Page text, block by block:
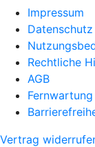
Impressum
Datenschutz
Rechtliche
AGB
Fernwartung
Vertrag